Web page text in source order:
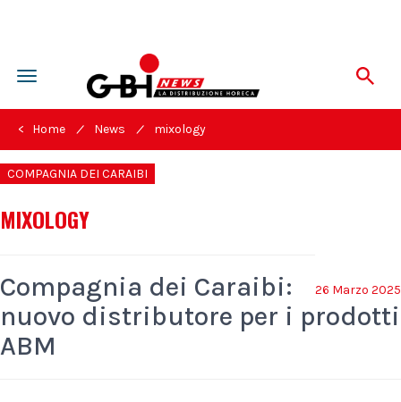
Toggle
navigation
< Home / News / mixology
COMPAGNIA DEI CARAIBI
MIXOLOGY
26 Marzo 2025
Compagnia dei Caraibi:
nuovo distributore per i prodotti
ABM